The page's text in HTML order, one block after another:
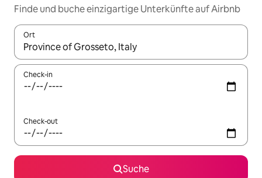
Finde und buche einzigartige Unterkünfte auf Airbnb
Ort
Wenn Ergebnisse verfügbar sind, navigiere mit den
Check-in
Check-out
Suche